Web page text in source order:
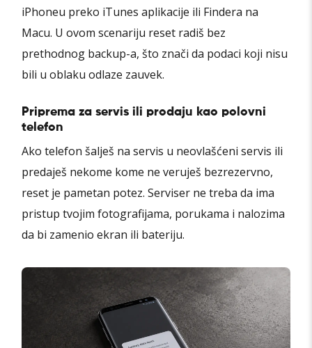
iPhoneu preko iTunes aplikacije ili Findera na
Macu. U ovom scenariju reset radiš bez
prethodnog backup-a, što znači da podaci koji nisu
bili u oblaku odlaze zauvek.
Priprema za servis ili prodaju kao polovni
telefon
Ako telefon šalješ na servis u neovlašćeni servis ili
predaješ nekome kome ne veruješ bezrezervno,
reset je pametan potez. Serviser ne treba da ima
pristup tvojim fotografijama, porukama i nalozima
da bi zamenio ekran ili bateriju.